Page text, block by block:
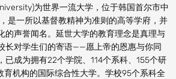
为世界一流大学，位于韩国首尔市中
是一所以基督教精神为准则的高等学府，并
的声誉闻名。延世大学的教育理念是真理与
长对学生们的寄语——愿上帝的恩惠与你同
已成为拥有22个学院、114个系科、155个研
育机构的国际综合性大学。学校95个系科全